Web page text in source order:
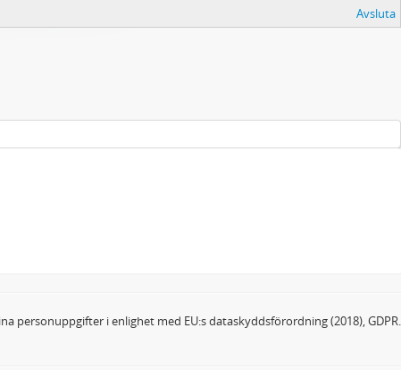
Avsluta
personuppgifter i enlighet med EU:s dataskyddsförordning (2018), GDPR.